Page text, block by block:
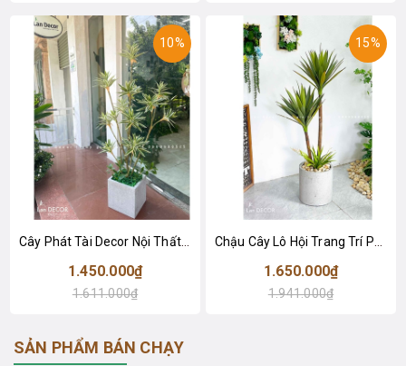
10%
Cây Phát Tài Decor Nội Thất Độc Đáo (150cm)- CC957
1.450.000₫
1.611.000₫
15%
1.650.000₫
1.941.000₫
SẢN PHẨM BÁN CHẠY